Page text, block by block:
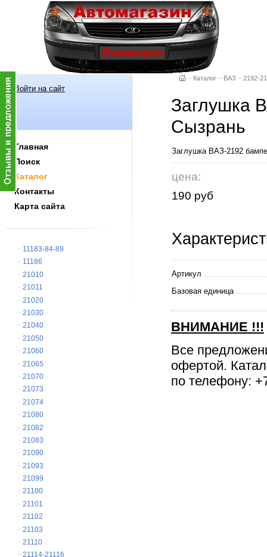
Войти на сайт
Главная
Поиск
Каталог
Контакты
Карта сайта
11183-84-89
11186
21010
21011
21020
21030
21040
21050
21060
21065
21070
21073
21074
21080
21082
21083
21090
21093
21099
21100
21101
21102
21103
21110
21114-21116
– Каталог – ВАЗ – 2192-
Заглушка
Сызрань
Заглушка ВАЗ-2192
цена:
190 руб
Артикул
Базовая единица
ВНИМАНИЕ !!!
Все
офертой.
по телефону: